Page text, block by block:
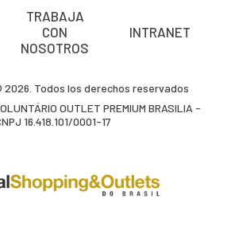
TRABAJA
CON
NOSOTROS
INTRANET
Todos los derechos reservados
OUTLET PREMIUM BRASILIA -
16.418.101/0001-17